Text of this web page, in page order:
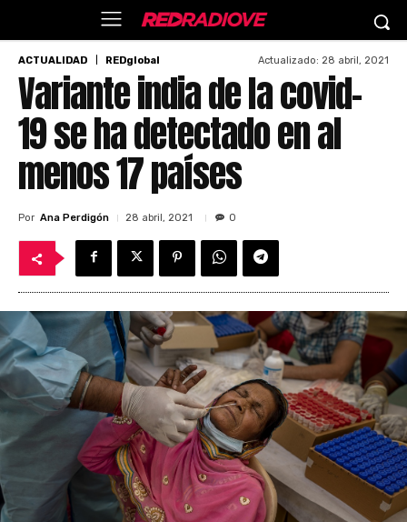
ACTUALIDAD REDglobal Actualizado: 28 abril, 2021
Variante india de la covid-
19 se ha detectado en al
menos 17 países
Por Ana Perdigón 28 abril, 2021 0